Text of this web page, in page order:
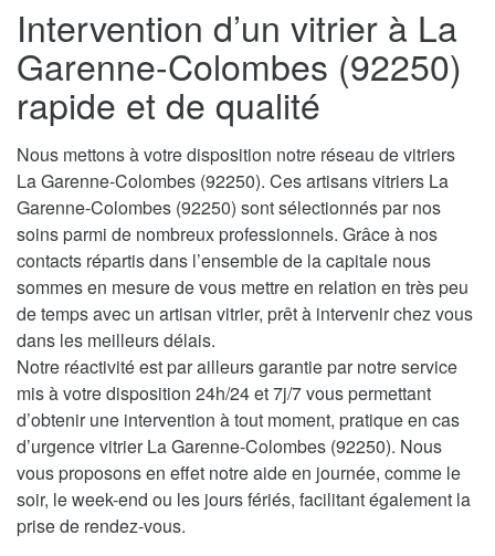
Intervention d’un vitrier à La
Garenne-Colombes (92250)
rapide et de qualité
Nous mettons à votre disposition notre réseau de vitriers
La Garenne-Colombes (92250). Ces artisans vitriers La
Garenne-Colombes (92250) sont sélectionnés par nos
soins parmi de nombreux professionnels. Grâce à nos
contacts répartis dans l’ensemble de la capitale nous
sommes en mesure de vous mettre en relation en très peu
de temps avec un artisan vitrier, prêt à intervenir chez vous
dans les meilleurs délais.
Notre réactivité est par ailleurs garantie par notre service
mis à votre disposition 24h/24 et 7j/7 vous permettant
d’obtenir une intervention à tout moment, pratique en cas
d’urgence vitrier La Garenne-Colombes (92250). Nous
vous proposons en effet notre aide en journée, comme le
soir, le week-end ou les jours fériés, facilitant également la
prise de rendez-vous.